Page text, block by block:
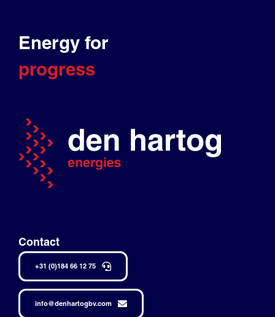
Energy for
progress
Contact
+31 (0)184 66 12 75
info@denhartogbv.com